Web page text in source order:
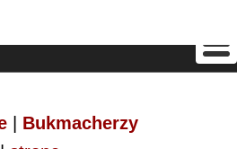
Bukmacherzy